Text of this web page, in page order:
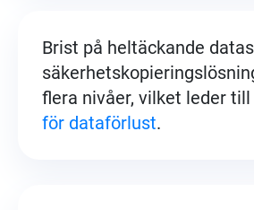
Brist på heltäckande
flera nivåer, vilket leder till
för dataförlust.